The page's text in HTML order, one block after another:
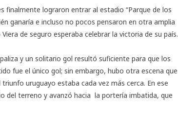
finalmente lograron entrar al estadio “Parque de los
ganaría e incluso no pocos pensaron en otra amplia
de seguro esperaba celebrar la victoria de su país.
y un solitario gol resultó suficiente para que los
fue el único gol; sin embargo, hubo otra escena que
uruguayo estaba cada vez más cerca. En ese
del terreno y avanzó hacia la portería imbatida, que